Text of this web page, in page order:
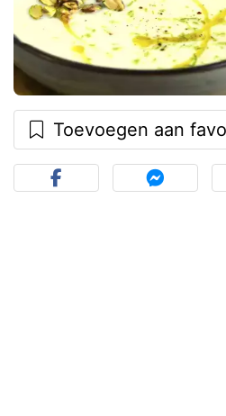
Toevoegen aan